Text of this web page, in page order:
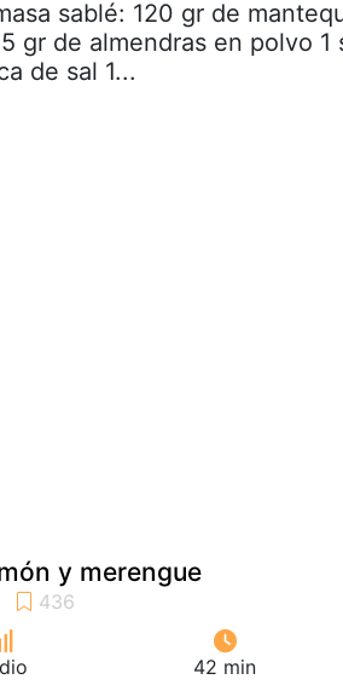
sablé: 120 gr de
gr de almendras en polvo 1
de sal 1...
y merengue
42 min